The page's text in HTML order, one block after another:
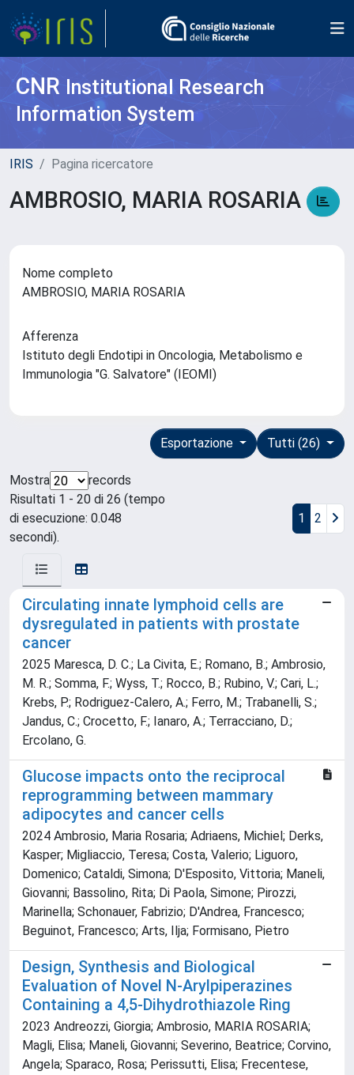
CNR Institutional Research
Information System
IRIS Pagina ricercatore
AMBROSIO, MARIA ROSARIA
Nome completo
AMBROSIO, MARIA ROSARIA
Afferenza
Istituto degli Endotipi in Oncologia, Metabolismo e
Immunologia "G. Salvatore" (IEOMI)
Tutti (26)
Esportazione
Mostra
records
Risultati 1 - 20 di 26 (tempo
di esecuzione: 0.048
secondi).
1 2
Circulating innate lymphoid cells are
dysregulated in patients with prostate
cancer
2025 Maresca, D. C.; La Civita, E.; Romano, B.; Ambrosio,
M. R.; Somma, F.; Wyss, T.; Rocco, B.; Rubino, V.; Cari, L.;
Krebs, P.; Rodriguez-Calero, A.; Ferro, M.; Trabanelli, S.;
Jandus, C.; Crocetto, F.; Ianaro, A.; Terracciano, D.;
Ercolano, G.
Glucose impacts onto the reciprocal
reprogramming between mammary
adipocytes and cancer cells
2024 Ambrosio, Maria Rosaria; Adriaens, Michiel; Derks,
Kasper; Migliaccio, Teresa; Costa, Valerio; Liguoro,
Domenico; Cataldi, Simona; D'Esposito, Vittoria; Maneli,
Giovanni; Bassolino, Rita; Di Paola, Simone; Pirozzi,
Marinella; Schonauer, Fabrizio; D'Andrea, Francesco;
Beguinot, Francesco; Arts, Ilja; Formisano, Pietro
Design, Synthesis and Biological
Evaluation of Novel N-Arylpiperazines
Containing a 4,5-Dihydrothiazole Ring
2023 Andreozzi, Giorgia; Ambrosio, MARIA ROSARIA;
Magli, Elisa; Maneli, Giovanni; Severino, Beatrice; Corvino,
Angela; Sparaco, Rosa; Perissutti, Elisa; Frecentese,